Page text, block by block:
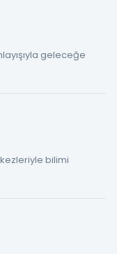
geleceğe
bilimi